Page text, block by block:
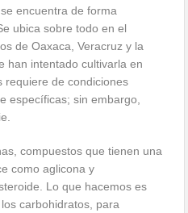
encuentra de forma
ubica sobre todo en el
de Oaxaca, Veracruz y la
han intentado cultivarla en
requiere de condiciones
específicas; sin embargo,
compuestos que tienen una
como aglicona y
Lo que hacemos es
carbohidratos, para